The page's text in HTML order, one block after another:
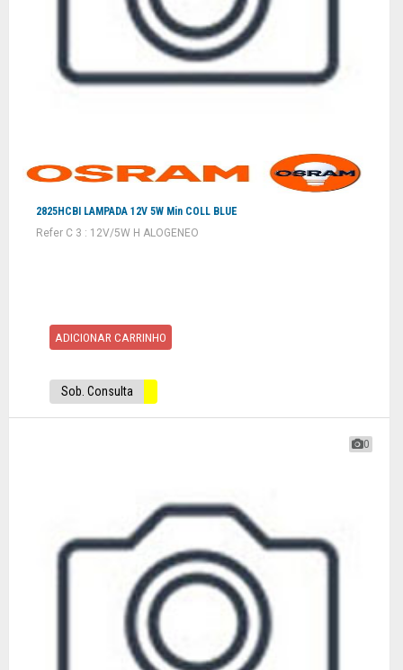
2825HCBI LAMPADA 12V 5W Min COLL BLUE
Refer C 3 : 12V/5W H ALOGENEO
ADICIONAR CARRINHO
Sob. Consulta
0